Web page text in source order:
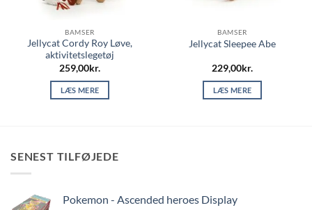
BAMSER
Jellycat Cordy Roy Løve,
aktivitetslegetøj
259,00kr.
LÆS MERE
BAMSER
Jellycat Sleepee Abe
229,00kr.
LÆS MERE
SENEST TILFØJEDE
Pokemon - Ascended heroes Display